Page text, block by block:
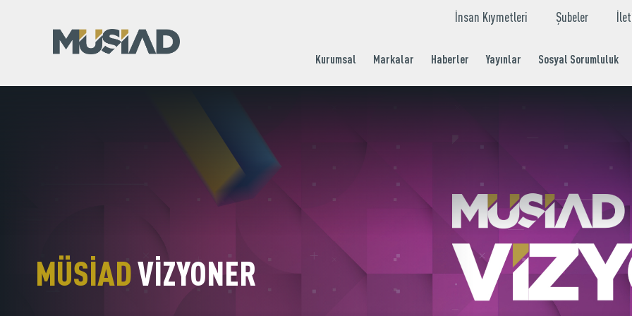
İnsan Kıymetleri Şubeler
Kurumsal Markalar Haberler Yayınlar Sosyal Sorumluluk
MÜSİADVIZYONER